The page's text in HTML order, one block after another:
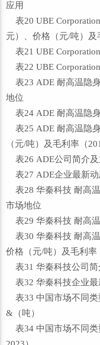
应用
表20 UBE
元）、价格（元/吨）及
表21 UBE
表22 UBE
表23 ADE 耐高温隐
地位
表24 ADE 耐高温隐
表25 ADE 耐高温隐
（元/吨）及毛利率（
表26 ADE公司简介及
表27 ADE企业最新动
表28 华秦科技 耐高
市场地位
表29 华秦科技 耐高
表30 华秦科技 耐高温
价格（元/吨）及毛利率
表31 华秦科技公司简
表32 华秦科技企业最
表33 中国市场不同类
&（吨）
表34 中国市场不同类